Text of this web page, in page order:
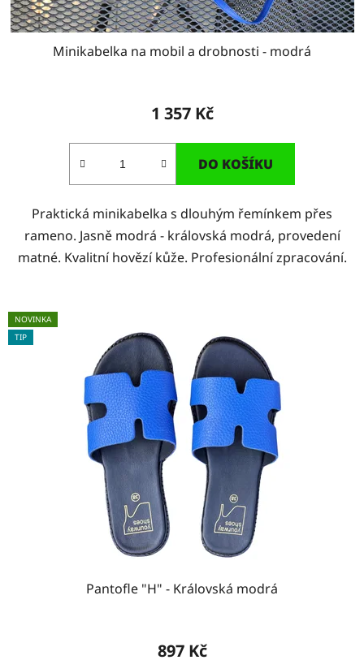
Minikabelka na mobil a drobnosti - modrá
1 357 Kč
DO KOŠÍKU
Praktická minikabelka s dlouhým řemínkem přes
rameno. Jasně modrá - královská modrá, provedení
matné. Kvalitní hovězí kůže. Profesionální zpracování.
NOVINKA
TIP
Pantofle "H" - Královská modrá
897 Kč